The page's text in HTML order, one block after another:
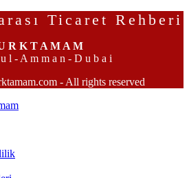
Ticaret Rehberi
R K T A M A M
l - A m m a n - D u b a i
- All rights reserved